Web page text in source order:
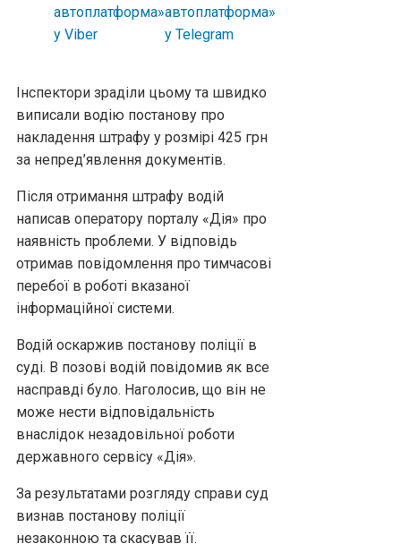
Інспектори зраділи цьому та швидко
виписали водію постанову про
накладення штрафу у розмірі 425 грн
за непред’явлення документів.
Після отримання штрафу водій
написав оператору порталу «Дія» про
наявність проблеми. У відповідь
отримав повідомлення про тимчасові
перебої в роботі вказаної
інформаційної системи.
Водій оскаржив постанову поліції в
суді. В позові водій повідомив як все
насправді було. Наголосив, що він не
може нести відповідальність
внаслідок незадовільної роботи
державного сервісу «Дія».
За результатами розгляду справи суд
визнав постанову поліції
незаконною та скасував її.